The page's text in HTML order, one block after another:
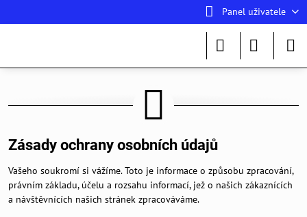
Panel uživatele
Zásady ochrany osobních údajů
Vašeho soukromí si vážíme. Toto je informace o způsobu zpracování,
právním základu, účelu a rozsahu informací, jež o našich zákaznících
a návštěvnících našich stránek zpracováváme.